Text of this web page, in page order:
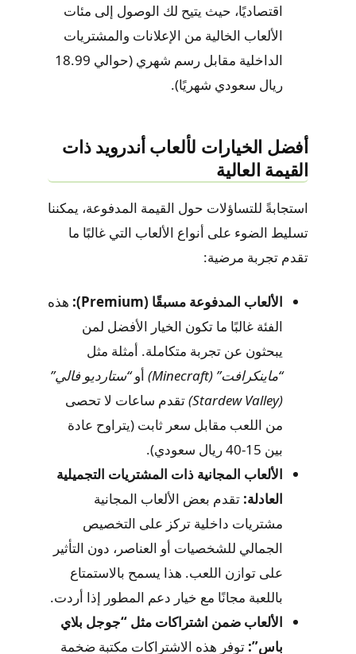
اقتصاديًا، حيث يتيح لك الوصول إلى مئات
الألعاب الخالية من الإعلانات والمشتريات
الداخلية مقابل رسم شهري (حوالي 18.99
ريال سعودي شهريًا).
أفضل الخيارات لألعاب أندرويد ذات
القيمة العالية
استجابةً للتساؤلات حول القيمة المدفوعة، يمكننا
تسليط الضوء على أنواع الألعاب التي غالبًا ما
تقدم تجربة مرضية:
الألعاب المدفوعة مسبقًا (Premium):
هذه
الفئة غالبًا ما تكون الخيار الأفضل لمن
يبحثون عن تجربة متكاملة. أمثلة مثل
“ماينكرافت” (Minecraft)
أو“ستارديو فالي”
(Stardew Valley)
تقدم ساعات لا تحصى
من اللعب مقابل سعر ثابت (يتراوح عادة
بين 15-40 ريال سعودي).
الألعاب المجانية ذات المشتريات التجميلية
العادلة: تقدم بعض الألعاب المجانية
مشتريات داخلية تركز على التخصيص
الجمالي للشخصيات أو العناصر، دون التأثير
على توازن اللعب. هذا يسمح بالاستمتاع
باللعبة مجانًا مع خيار دعم المطور إذا أردت.
الألعاب ضمن اشتراكات مثل “جوجل بلاي
باس”: توفر هذه الاشتراكات مكتبة ضخمة